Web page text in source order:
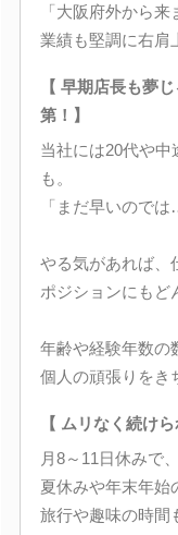
「大阪府外から
業績も堅調に右肩
【 早期店長も夢
第！】
当社には20代や
も。
「まだ早いので
やる気があれば、
ポジションにもど
年齢や経験年数の
個人の頑張りを
【 ムリなく続け
月8～11日休みで
夏休みや年末年始
旅行や趣味の時間